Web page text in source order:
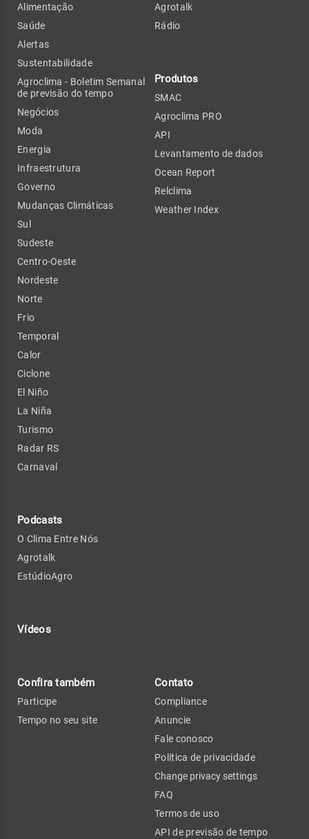
Alimentação
Saúde
Alertas
Sustentabilidade
Agroclima - Boletim Semanal
de previsão do tempo
Negócios
Moda
Energia
Infraestrutura
Governo
Mudanças Climáticas
Sul
Sudeste
Centro-Oeste
Nordeste
Norte
Frio
Temporal
Calor
Ciclone
El Niño
La Niña
Turismo
Radar RS
Carnaval
Podcasts
O Clima Entre Nós
Agrotalk
EstúdioAgro
Vídeos
Agrotalk
Rádio
Produtos
SMAC
Agroclima PRO
API
Levantamento de dados
Ocean Report
Relclima
Weather Index
Confira também
Participe
Tempo no seu site
Contato
Compliance
Anuncie
Fale conosco
Política de privacidade
Change privacy settings
FAQ
Termos de uso
API de previsão de tempo